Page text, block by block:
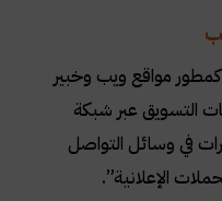
مواقع ويب وخبير
التسويق عبر شبكة
في وسائل التواصل
الإعلانية.”